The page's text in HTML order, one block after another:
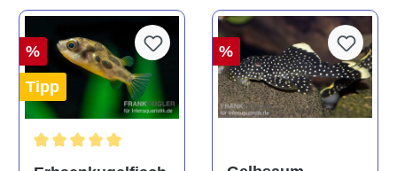
%
Tipp
Durchschnittliche Bewertung von 5 von 5 Sternen
%